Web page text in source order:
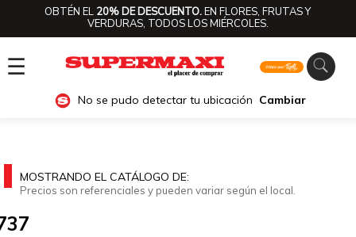
OBTÉN EL 20% DE DESCUENTO.EN FLORES, FRUTAS Y
VERDURAS, TODOS LOS MIÉRCOLES.
☰
No se pudo detectar tu ubicación Cambiar
MOSTRANDO EL CATÁLOGO DE:
Precios son referenciales y pueden variar según el local.